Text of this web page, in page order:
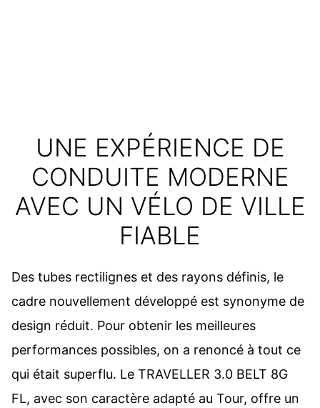
UNE EXPÉRIENCE DE
CONDUITE MODERNE
AVEC UN VÉLO DE VILLE
FIABLE
Des tubes rectilignes et des rayons définis, le
cadre nouvellement développé est synonyme de
design réduit. Pour obtenir les meilleures
performances possibles, on a renoncé à tout ce
qui était superflu. Le TRAVELLER 3.0 BELT 8G
FL, avec son caractère adapté au Tour, offre un